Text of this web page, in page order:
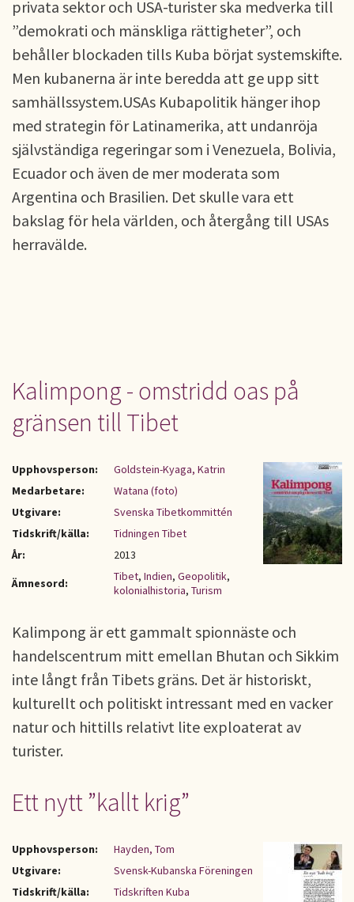
privata sektor och USA-turister ska medverka till
”demokrati och mänskliga rättigheter”, och
behåller blockaden tills Kuba börjat systemskifte.
Men kubanerna är inte beredda att ge upp sitt
samhällssystem.USAs Kubapolitik hänger ihop
med strategin för Latinamerika, att undanröja
självständiga regeringar som i Venezuela, Bolivia,
Ecuador och även de mer moderata som
Argentina och Brasilien. Det skulle vara ett
bakslag för hela världen, och återgång till USAs
herravälde.
Kalimpong - omstridd oas på
gränsen till Tibet
Upphovsperson:
Goldstein-Kyaga, Katrin
Medarbetare:
Watana (foto)
Utgivare:
Svenska Tibetkommittén
Tidskrift/källa:
Tidningen Tibet
År:
2013
Ämnesord:
Tibet, Indien, Geopolitik,
kolonialhistoria, Turism
Kalimpong är ett gammalt spionnäste och
handelscentrum mitt emellan Bhutan och Sikkim
inte långt från Tibets gräns. Det är historiskt,
kulturellt och politiskt intressant med en vacker
natur och hittills relativt lite exploaterat av
turister.
Ett nytt ”kallt krig”
Upphovsperson:
Hayden, Tom
Utgivare:
Svensk-Kubanska Föreningen
Tidskrift/källa:
Tidskriften Kuba